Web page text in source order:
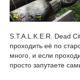
S.T.A.L.K.E.R. Dead
проходить её по
много, и если
просто запутаете